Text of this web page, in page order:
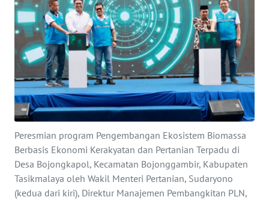
Peresmian program Pengembangan Ekosistem Biomassa
Berbasis Ekonomi Kerakyatan dan Pertanian Terpadu di
Desa Bojongkapol, Kecamatan Bojonggambir, Kabupaten
Tasikmalaya oleh Wakil Menteri Pertanian, Sudaryono
(kedua dari kiri), Direktur Manajemen Pembangkitan PLN,
INDEKS
BERITA
KONTAK
INFO
IKLAN
TENTANG
KAMI
PEDOMAN